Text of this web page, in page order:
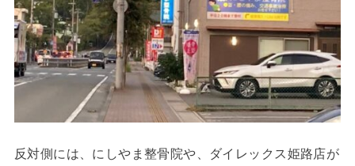
反対側には、にしやま整骨院や、ダイレックス姫路店が